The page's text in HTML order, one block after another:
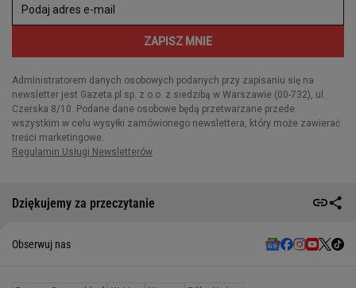
Dziękujemy za przeczytanie
Obserwuj nas